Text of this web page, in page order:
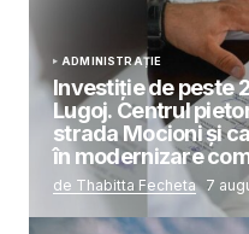
ADMINISTRAȚIE
Investiție de peste
Lugoj. Centrul
strada Mocioni și
în modernizare
de Thabitta Fecheta 7